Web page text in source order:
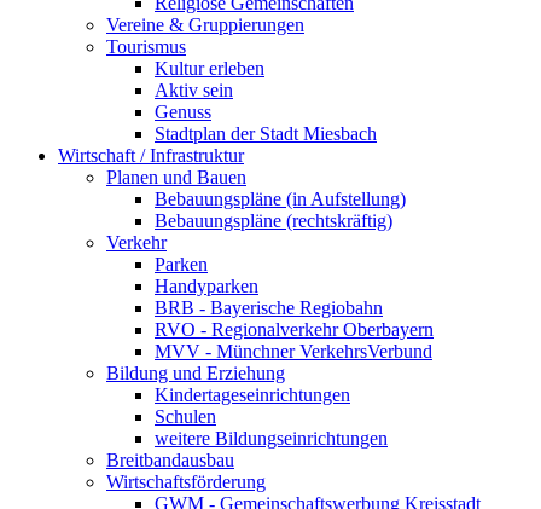
Vereine & Gruppierungen
Tourismus
Kultur erleben
Aktiv sein
Genuss
Stadtplan der Stadt Miesbach
Wirtschaft / Infrastruktur
Planen und Bauen
Bebauungspläne (in Aufstellung)
Bebauungspläne (rechtskräftig)
Verkehr
Parken
Handyparken
BRB - Bayerische Regiobahn
RVO - Regionalverkehr Oberbayern
MVV - Münchner VerkehrsVerbund
Bildung und Erziehung
Kindertageseinrichtungen
Schulen
weitere Bildungseinrichtungen
Breitbandausbau
Wirtschaftsförderung
GWM - Gemeinschaftswerbung Kreisstadt